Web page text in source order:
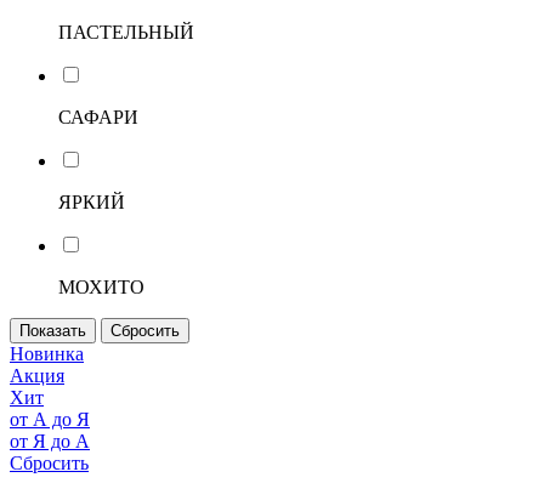
ПАСТЕЛЬНЫЙ
САФАРИ
ЯРКИЙ
МОХИТО
Новинка
Акция
Хит
от А до Я
от Я до А
Сбросить